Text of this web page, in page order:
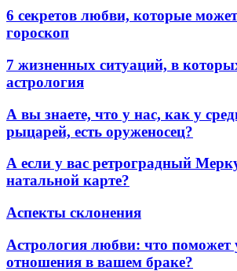
6 секретов любви, которые
гороскоп
7 жизненных ситуаций, в
астрология
А вы знаете, что у нас, как у
рыцарей, есть оруженосец?
А если у вас ретроградный
натальной карте?
Аспекты склонения
Астрология любви: что поможет
отношения в вашем браке?